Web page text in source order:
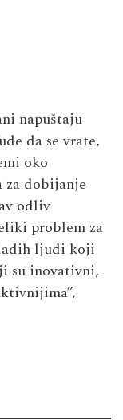
napuštaju
da se vrate,
oko
za dobijanje
odliv
problem za
ljudi koji
su inovativni,